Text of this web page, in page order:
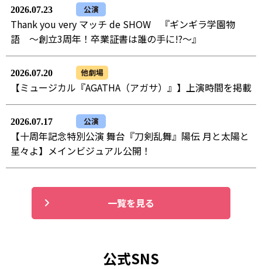
2026.07.23 公演
Thank you very マッチ de SHOW 『ギンギラ学園物
語 ～創立3周年！卒業証書は誰の手に!?～』
2026.07.20 他劇場
【ミュージカル『AGATHA（アガサ）』】上演時間を掲載
2026.07.17 公演
【十周年記念特別公演 舞台『刀剣乱舞』陽伝 月と太陽と
星々よ】メインビジュアル公開！
一覧を見る
公式SNS